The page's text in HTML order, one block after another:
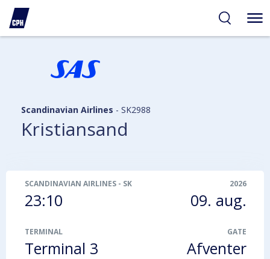
Scandinavian Airlines - SK2988
Kristiansand
SCANDINAVIAN AIRLINES - SK2988
23:10
2026
09. aug.
TERMINAL
Terminal 3
GATE
Afventer